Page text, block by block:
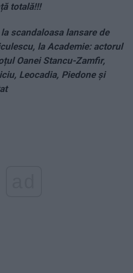
totală!!!
scandaloasa lansare de
la Academie: actorul
Oanei Stancu-Zamfir,
Leocadia, Piedone și